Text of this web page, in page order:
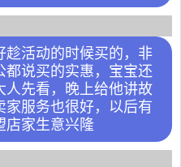
趁活动的时候买的，非
都说买的实惠，宝宝还
人先看，晚上给他讲故
家服务也很好，以后有
店家生意兴隆